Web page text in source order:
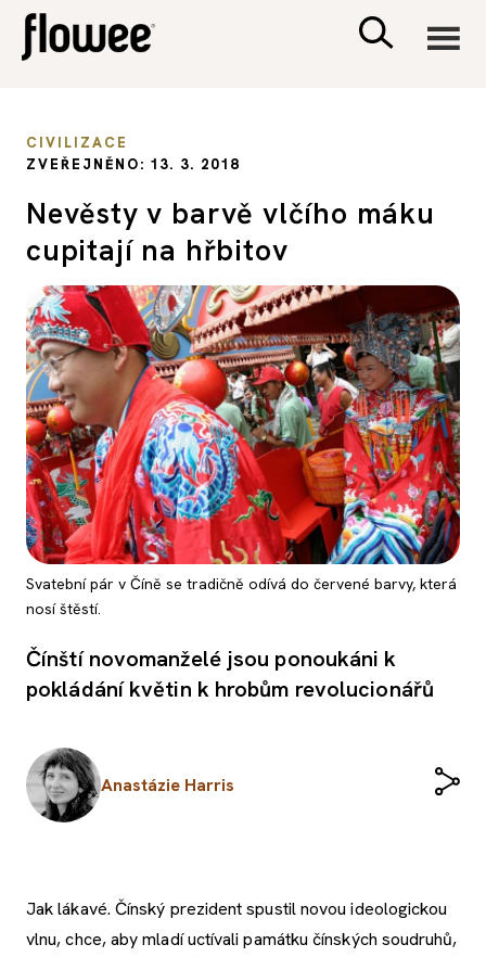
PSYCHOLOGIE
RODINA A DĚTI
SEX A VZTAHY
PORADNA
CIVILIZACE
ZVEŘEJNĚNO: 13. 3. 2018
Nevěsty v barvě vlčího máku
cupitají na hřbitov
Svatební pár v Číně se tradičně odívá do červené barvy, která
nosí štěstí.
Čínští novomanželé jsou ponoukáni k
pokládání květin k hrobům revolucionářů
Anastázie Harris
Jak lákavé. Čínský prezident spustil novou ideologickou
vlnu, chce, aby mladí uctívali památku čínských soudruhů,